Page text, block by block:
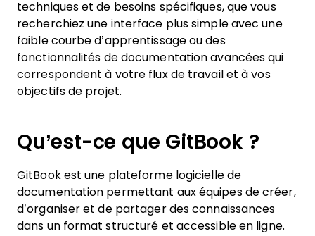
techniques et de besoins spécifiques, que vous
recherchiez une interface plus simple avec une
faible courbe d’apprentissage ou des
fonctionnalités de documentation avancées qui
correspondent à votre flux de travail et à vos
objectifs de projet.
Qu’est-ce que GitBook ?
GitBook est une plateforme logicielle de
documentation permettant aux équipes de créer,
d’organiser et de partager des connaissances
dans un format structuré et accessible en ligne.